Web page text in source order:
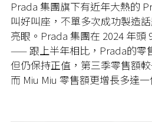
Prada 集團旗下有近年大熱的
叫好叫座，不單多次成功製造
亮眼。Prada 集團在 2024 年頭
—— 跟上半年相比，Prada的零
但仍保持正值，第三季零售額
而 Miu Miu 零售額更增長多達